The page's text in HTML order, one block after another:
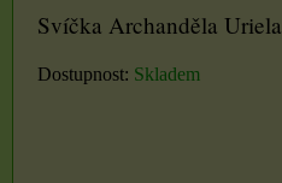
Svíčka Archanděla Uriela
Dostupnost: Skladem